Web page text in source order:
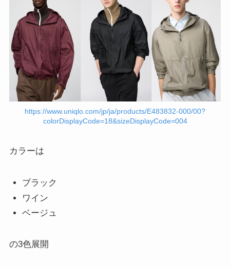
https://www.uniqlo.com/jp/ja/products/E483832-000/00?
colorDisplayCode=18&sizeDisplayCode=004
カラーは
ブラック
ワイン
ベージュ
の3色展開